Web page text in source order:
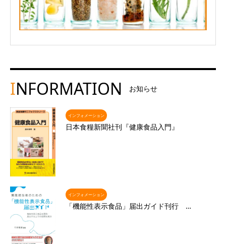
INFORMATION お知らせ
インフォメーション
日本食糧新聞社刊『健康食品入門』
インフォメーション
「機能性表示食品」届出ガイド刊行 …